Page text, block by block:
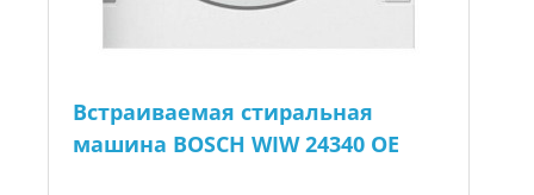
Встраиваемая стиральная
машина BOSCH WIW 24340 OE